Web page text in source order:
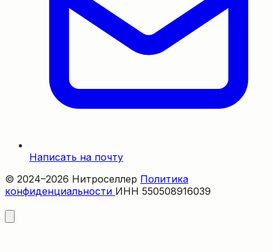
Написать на почту
© 2024–2026 Нитроселлер Политика
конфиденциальности ИНН 550508916039